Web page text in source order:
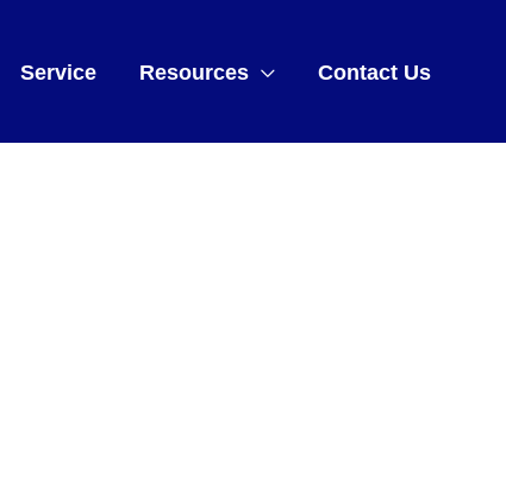
Service Resources Contact Us